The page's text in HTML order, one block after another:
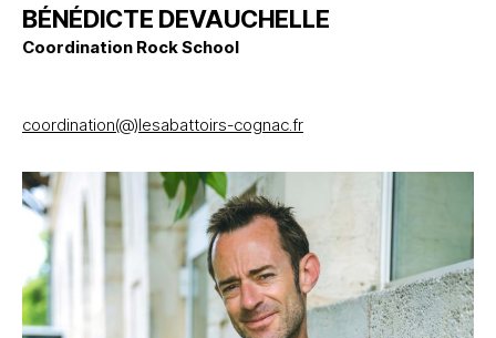
BÉNÉDICTE DEVAUCHELLE
Coordination Rock School
coordination(@)lesabattoirs-cognac.fr